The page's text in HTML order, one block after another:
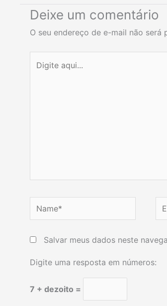
Deixe um comentário
O seu endereço de e-mail não será
aqui...
Name*
Salvar meus dados neste
Digite uma resposta em números:
7 + dezoito =